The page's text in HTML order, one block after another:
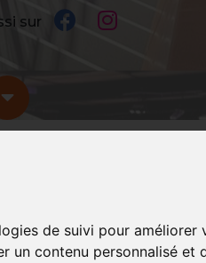
de suivi pour améliorer
un contenu personnalisé et
sur